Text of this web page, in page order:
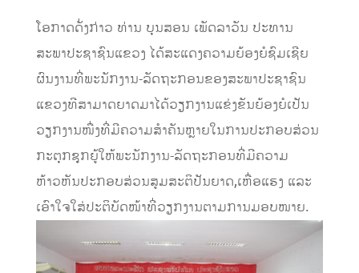
ໂອກາດດັ່ງກ່າວ ທ່ານ ບຸນສອນ ເພັດລາວັນ ປະທານ
ສະພາປະຊາຊົນແຂວງ ໄດ້ສະແດງຄວາມຍ້ອງຍໍຊົມເຊີຍ
ຜົນງານທີ່ພະນັກງານ-ລັດຖະກອນຂອງສະພາປະຊາຊົນ
ແຂວງທີສາມາດຍາດມາໄດ້ວຽກງານແຂ່ງຂັນຍ້ອງຍໍເປັນ
ວຽກງານໜື່ງທີ່ມີຄວາມສໍາຄັນຫຼາຍໃນການປະກອບສ່ວນ
ກະຕຸກຊຸກຍູ້ໃຫ້ພະນັກງານ-ລັດຖະກອນທີ່ມີຄວາມ
ຫ້າວຫັນປະກອບສ່ວນສູມສະຕິປັນຍາດ,ເຫື່ອແຮງ ແລະ
ເອົາໃຈໃສ່ປະຕິບັດໜ້າທີ່ວຽກງານຕາມການມອບໜາຍ.